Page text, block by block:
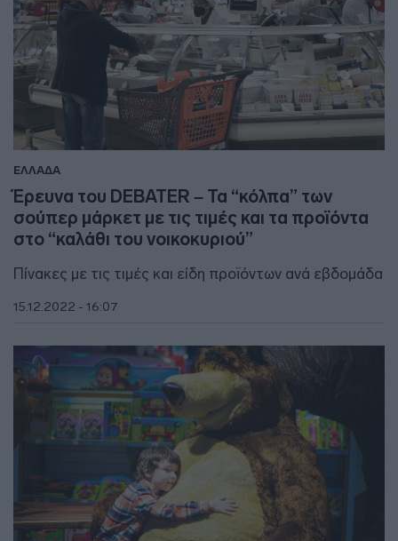
ΕΛΛΑΔΑ
Έρευνα του DEBATER – Τα “κόλπα” των
σούπερ μάρκετ με τις τιμές και τα προϊόντα
στο “καλάθι του νοικοκυριού”
Πίνακες με τις τιμές και είδη προϊόντων ανά εβδομάδα
15.12.2022 - 16:07